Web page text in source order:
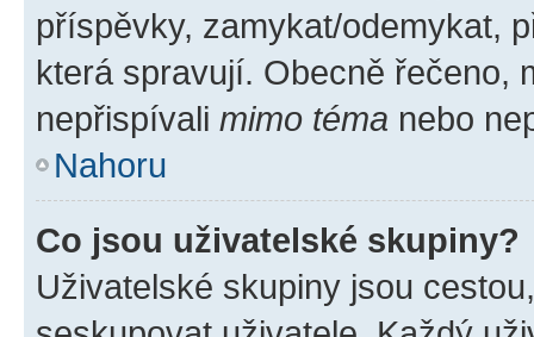
příspěvky, zamykat/odemykat,
která spravují. Obecně řečeno,
nepřispívali mimo téma nebo
Nahoru
Co jsou uživatelské skupiny?
Uživatelské skupiny jsou